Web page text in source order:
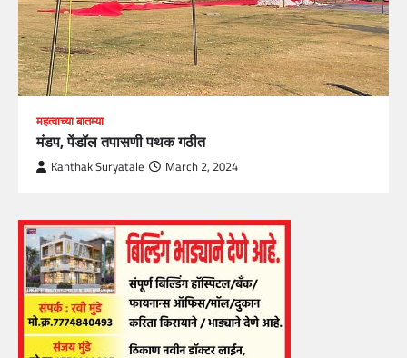
महत्वाच्या बातम्या
मंडप, पेंडॉल तपासणी पथक गठीत
Kanthak Suryatale March 2, 2024